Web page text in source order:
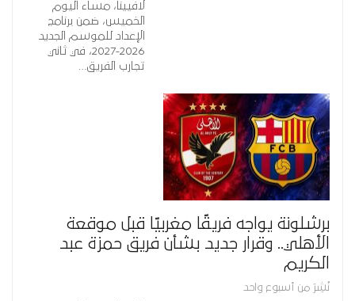
لافيينا، مساء اليوم
الخميس، ضمن برنامج
الإعداد للموسم الجديد
2026-2027، في ثاني
تجارب الفريق…
برشلونة يواجه فريقًا مغربيًا قبل موقعة
الأهلي.. وقرار جديد بشأن فريق حمزة عبد
الكريم
نُشِرَ من أسبوع واحد